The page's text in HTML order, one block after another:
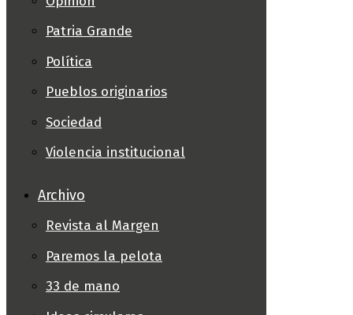
Patria Grande
Política
Pueblos originarios
Sociedad
Violencia institucional
Archivo
Revista al Margen
Paremos la pelota
33 de mano